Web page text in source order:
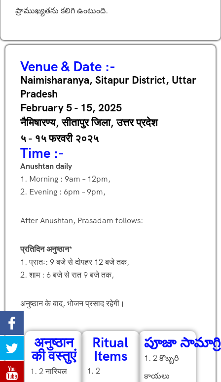
ప్రాముఖ్యతను కలిగి ఉంటుంది.
Venue & Date :-
Naimisharanya, Sitapur District, Uttar
Pradesh
February 5 - 15, 2025
नैमिषारण्य, सीतापुर जिला, उत्तर प्रदेश
५ - १५ फरवरी २०२५
Time :-
Anushtan daily
1. Morning : 9am – 12pm,
2. Evening : 6pm – 9pm,
After Anushtan, Prasadam follows:
प्रतिदिन अनुष्ठान*
1. प्रातः: 9 बजे से दोपहर 12 बजे तक,
2. शाम : 6 बजे से रात 9 बजे तक,
अनुष्ठान के बाद, भोजन प्रसाद रहेगी।
अनुष्ठान
की वस्तुएं
1. 2 नारियल
Ritual
Items
1. 2
పూజా సామాగ్రి
1. 2 కొబ్బరి
కాయలు